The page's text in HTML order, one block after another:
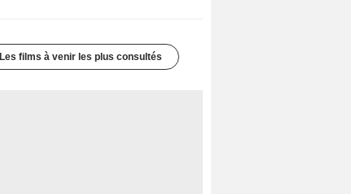
Les films à venir les plus consultés